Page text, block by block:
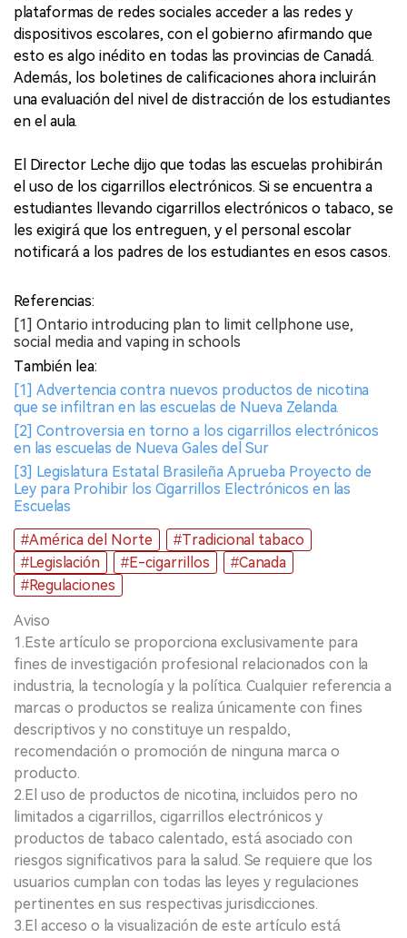
plataformas de redes sociales acceder a las redes y
dispositivos escolares, con el gobierno afirmando que
esto es algo inédito en todas las provincias de Canadá.
Además, los boletines de calificaciones ahora incluirán
una evaluación del nivel de distracción de los estudiantes
en el aula.
El Director Leche dijo que todas las escuelas prohibirán
el uso de los cigarrillos electrónicos. Si se encuentra a
estudiantes llevando cigarrillos electrónicos o tabaco, se
les exigirá que los entreguen, y el personal escolar
notificará a los padres de los estudiantes en esos casos.
Referencias:
[1] Ontario introducing plan to limit cellphone use,
social media and vaping in schools
También lea:
[1] Advertencia contra nuevos productos de nicotina
que se infiltran en las escuelas de Nueva Zelanda.
[2] Controversia en torno a los cigarrillos electrónicos
en las escuelas de Nueva Gales del Sur
[3] Legislatura Estatal Brasileña Aprueba Proyecto de
Ley para Prohibir los Cigarrillos Electrónicos en las
Escuelas
#América del Norte
#Tradicional tabaco
#Legislación
#E-cigarrillos
#Canada
#Regulaciones
Aviso
1.Este artículo se proporciona exclusivamente para
fines de investigación profesional relacionados con la
industria, la tecnología y la política. Cualquier referencia a
marcas o productos se realiza únicamente con fines
descriptivos y no constituye un respaldo,
recomendación o promoción de ninguna marca o
producto.
2.El uso de productos de nicotina, incluidos pero no
limitados a cigarrillos, cigarrillos electrónicos y
productos de tabaco calentado, está asociado con
riesgos significativos para la salud. Se requiere que los
usuarios cumplan con todas las leyes y regulaciones
pertinentes en sus respectivas jurisdicciones.
3.El acceso o la visualización de este artículo está